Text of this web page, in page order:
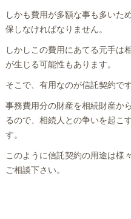
しかも費用が多額な事も多いた
保しなければなりません。
しかしこの費用にあてる元手は
が生じる可能性もあります。
そこで、有用なのが信託契約です
事務費用分の財産を相続財産か
るので、相続人との争いを起こ
す。
このように信託契約の用途は様
ご相談下さい。